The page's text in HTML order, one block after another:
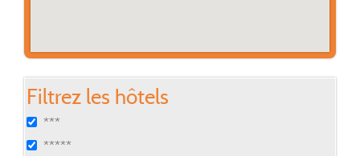
Filtrez les hôtels
***
*****